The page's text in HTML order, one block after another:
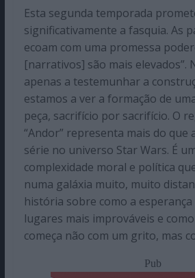
Esta segunda temporada
significativamente a fasquia. As
ecoam com uma promessa
[narrativos] são mais elevados”.
apenas a testemunhar a
estamos a ver a formação de
peça, sacrifício por sacrifício. O
“Andor” representa mais do que
série no universo Star Wars. É
complexidade moral e política
numa galáxia muito, muito
história sobre como a
lugares mais improváveis e
começa não com um grito, mas
Pub